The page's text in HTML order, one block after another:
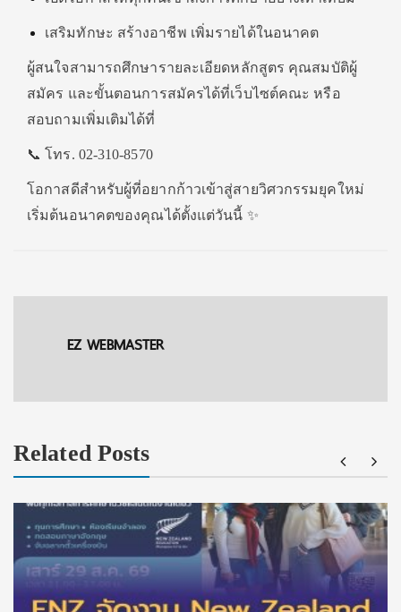
เสริมทักษะ สร้างอาชีพ เพิ่มรายได้ในอนาคต
ผู้สนใจสามารถศึกษารายละเอียดหลักสูตร คุณสมบัติผู้
สมัคร และขั้นตอนการสมัครได้ที่เว็บไซต์คณะ หรือ
สอบถามเพิ่มเติมได้ที่
📞 โทร. 02-310-8570
โอกาสดีสำหรับผู้ที่อยากก้าวเข้าสู่สายวิศวกรรมยุคใหม่
เริ่มต้นอนาคตของคุณได้ตั้งแต่วันนี้ ✨
EZ WEBMASTER
Related Posts